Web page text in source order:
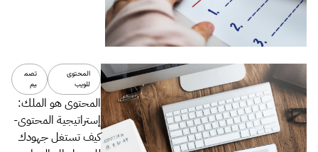
المحتوى
للويب
تصم
يم
المحتوى هو الملك:
إستراتيجية المحتوى-
كيف تستغل جهودك